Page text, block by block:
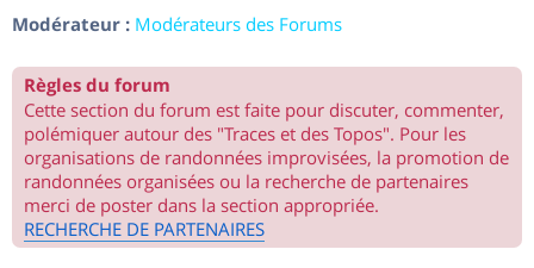
Modérateur : Modérateurs des Forums
Règles du forum
Cette section du forum est faite pour discuter, commenter,
polémiquer autour des "Traces et des Topos". Pour les
organisations de randonnées improvisées, la promotion de
randonnées organisées ou la recherche de partenaires
merci de poster dans la section appropriée.
RECHERCHE DE PARTENAIRES